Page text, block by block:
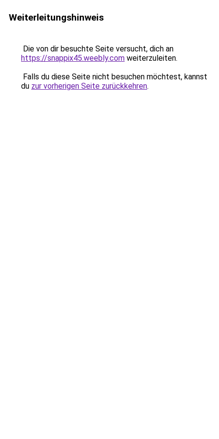
Weiterleitungshinweis
Die von dir besuchte Seite versucht, dich an
https://snappix45.weebly.com weiterzuleiten.
Falls du diese Seite nicht besuchen möchtest, kannst
du zur vorherigen Seite zurückkehren.